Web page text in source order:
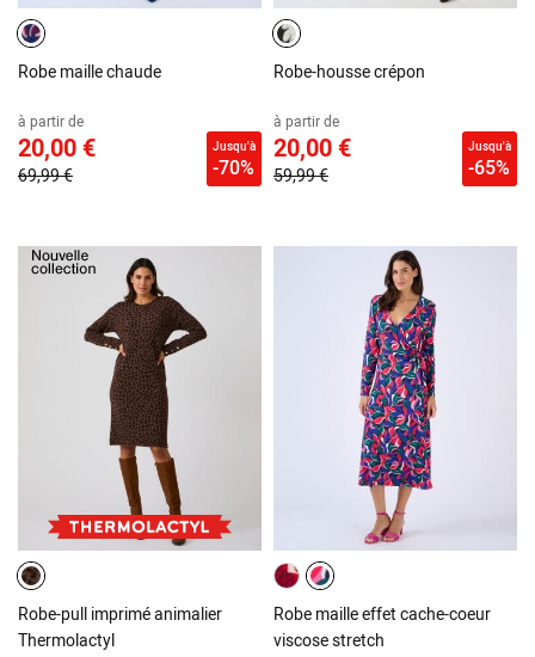
Robe maille chaude
à partir de
20,00 €
69,99 €
Jusqu'à
-70%
Robe-housse crépon
à partir de
20,00 €
59,99 €
Jusqu'à
-65%
Robe-pull imprimé animalier
Thermolactyl
Robe maille effet cache-coeur
viscose stretch